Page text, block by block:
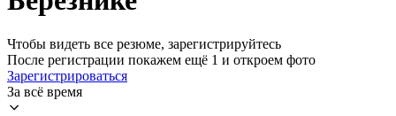
Чтобы видеть все резюме, зарегистрируйтесь
После регистрации покажем ещё 1 и откроем фото
Зарегистрироваться
За всё время